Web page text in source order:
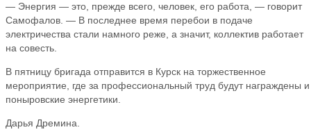
— Энергия — это, прежде всего, человек, его работа, — говорит
Самофалов. — В последнее время перебои в подаче
электричества стали намного реже, а значит, коллектив работает
на совесть.
В пятницу бригада отправится в Курск на торжественное
мероприятие, где за профессиональный труд будут награждены и
поныровские энергетики.
Дарья Дремина.